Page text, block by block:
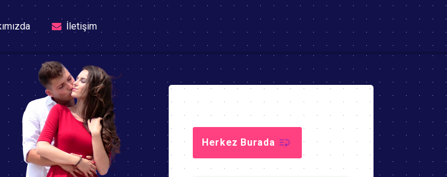
İletişim
Herkez Burada